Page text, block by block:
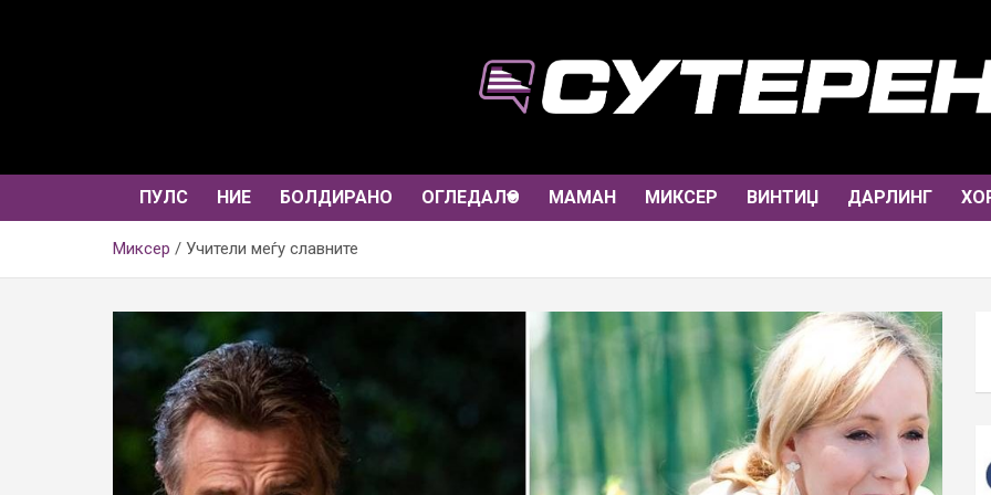
ПУЛС НИЕ БОЛДИРАНО ОГЛЕДАЛО МАМАН МИКСЕР ВИНТИЏ ДАРЛИНГ
Миксер Учители меѓу славните